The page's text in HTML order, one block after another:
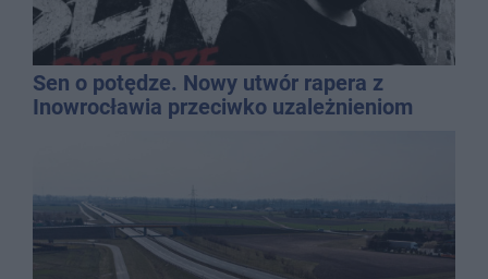
Sen o potędze. Nowy utwór rapera z
Inowrocławia przeciwko uzależnieniom